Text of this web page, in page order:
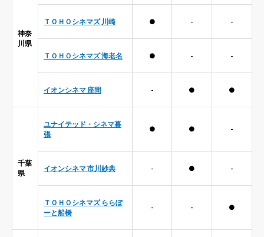
神奈
川県
ＴＯＨＯシネマズ 川崎 ● - -
ＴＯＨＯシネマズ 海老名 ● - -
イオンシネマ 座間 - ● ●
千葉
県
ユナイテッド・シネマ幕
張
● ● -
イオンシネマ 市川妙典 - ● -
ＴＯＨＯシネマズ ららぽ
ーと船橋
- - ●